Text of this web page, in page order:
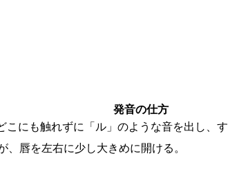
発音の仕方
こにも触れずに「ル」のような音を出し、
、唇を左右に少し大きめに開ける。